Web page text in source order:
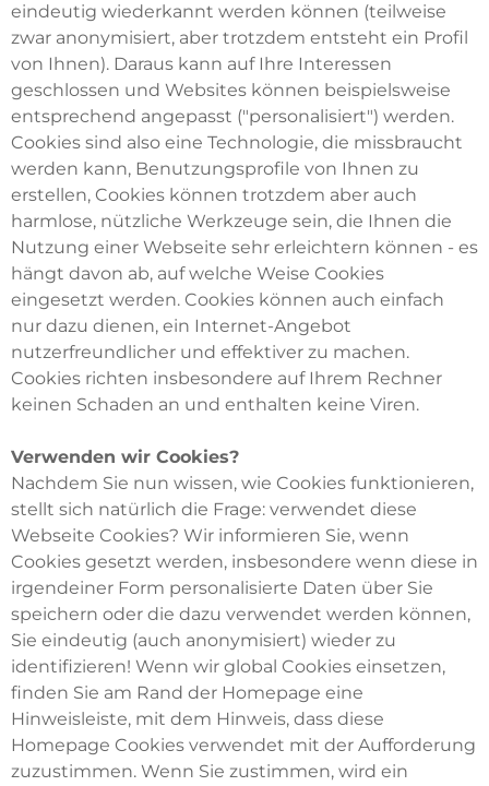
eindeutig wiederkannt werden können (teilweise
zwar anonymisiert, aber trotzdem entsteht ein Profil
von Ihnen). Daraus kann auf Ihre Interessen
geschlossen und Websites können beispielsweise
entsprechend angepasst ("personalisiert") werden.
Cookies sind also eine Technologie, die missbraucht
werden kann, Benutzungsprofile von Ihnen zu
erstellen, Cookies können trotzdem aber auch
harmlose, nützliche Werkzeuge sein, die Ihnen die
Nutzung einer Webseite sehr erleichtern können - es
hängt davon ab, auf welche Weise Cookies
eingesetzt werden. Cookies können auch einfach
nur dazu dienen, ein Internet-Angebot
nutzerfreundlicher und effektiver zu machen.
Cookies richten insbesondere auf Ihrem Rechner
keinen Schaden an und enthalten keine Viren.
Verwenden wir Cookies?
Nachdem Sie nun wissen, wie Cookies funktionieren,
stellt sich natürlich die Frage: verwendet diese
Webseite Cookies? Wir informieren Sie, wenn
Cookies gesetzt werden, insbesondere wenn diese in
irgendeiner Form personalisierte Daten über Sie
speichern oder die dazu verwendet werden können,
Sie eindeutig (auch anonymisiert) wieder zu
identifizieren! Wenn wir global Cookies einsetzen,
finden Sie am Rand der Homepage eine
Hinweisleiste, mit dem Hinweis, dass diese
Homepage Cookies verwendet mit der Aufforderung
zuzustimmen. Wenn Sie zustimmen, wird ein